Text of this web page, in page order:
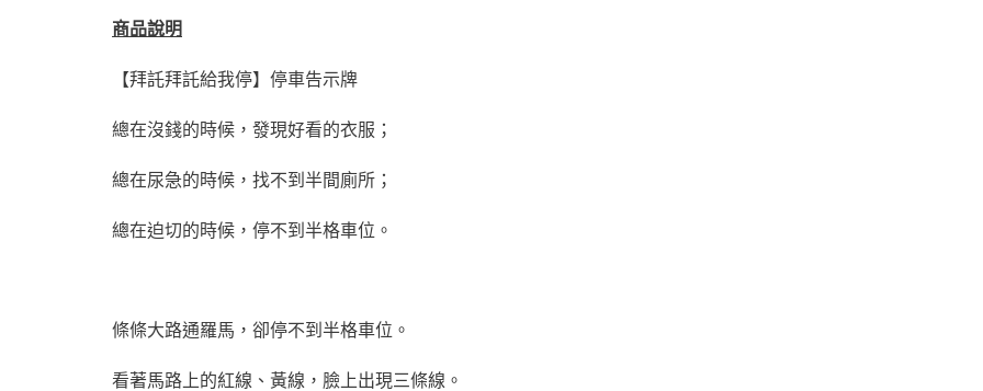
商品說明
【拜託拜託給我停】停車告示牌
總在沒錢的時候，發現好看的衣服；
總在尿急的時候，找不到半間廁所；
總在迫切的時候，停不到半格車位。
條條大路通羅馬，卻停不到半格車位。
看著馬路上的紅線、黃線，臉上出現三條線。